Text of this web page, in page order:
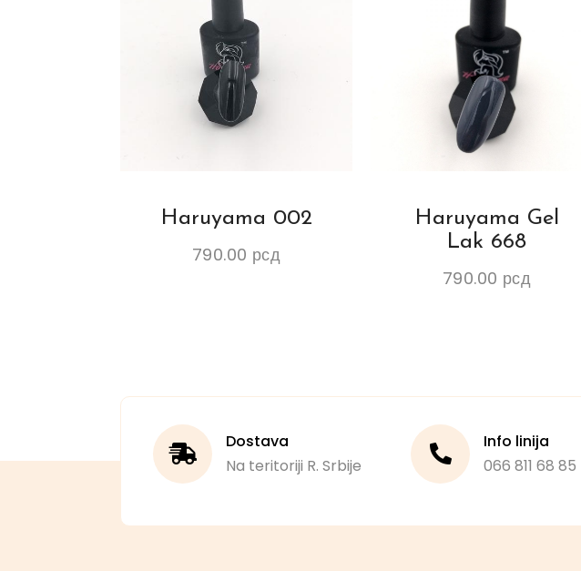
Haruyama 002
790.00 рсд
Haruyama Gel
Lak 668
790.00 рсд
Dostava
Na teritoriji R. Srbije
Info linija
066 811 68 85